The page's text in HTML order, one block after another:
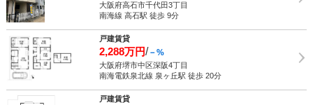
大阪府高石市千代田3丁目
南海線 高石駅 徒歩 9分
戸建賃貸
2,288万円/－%
大阪府堺市中区深阪4丁目
南海電鉄泉北線 泉ヶ丘駅 徒歩 20分
戸建賃貸